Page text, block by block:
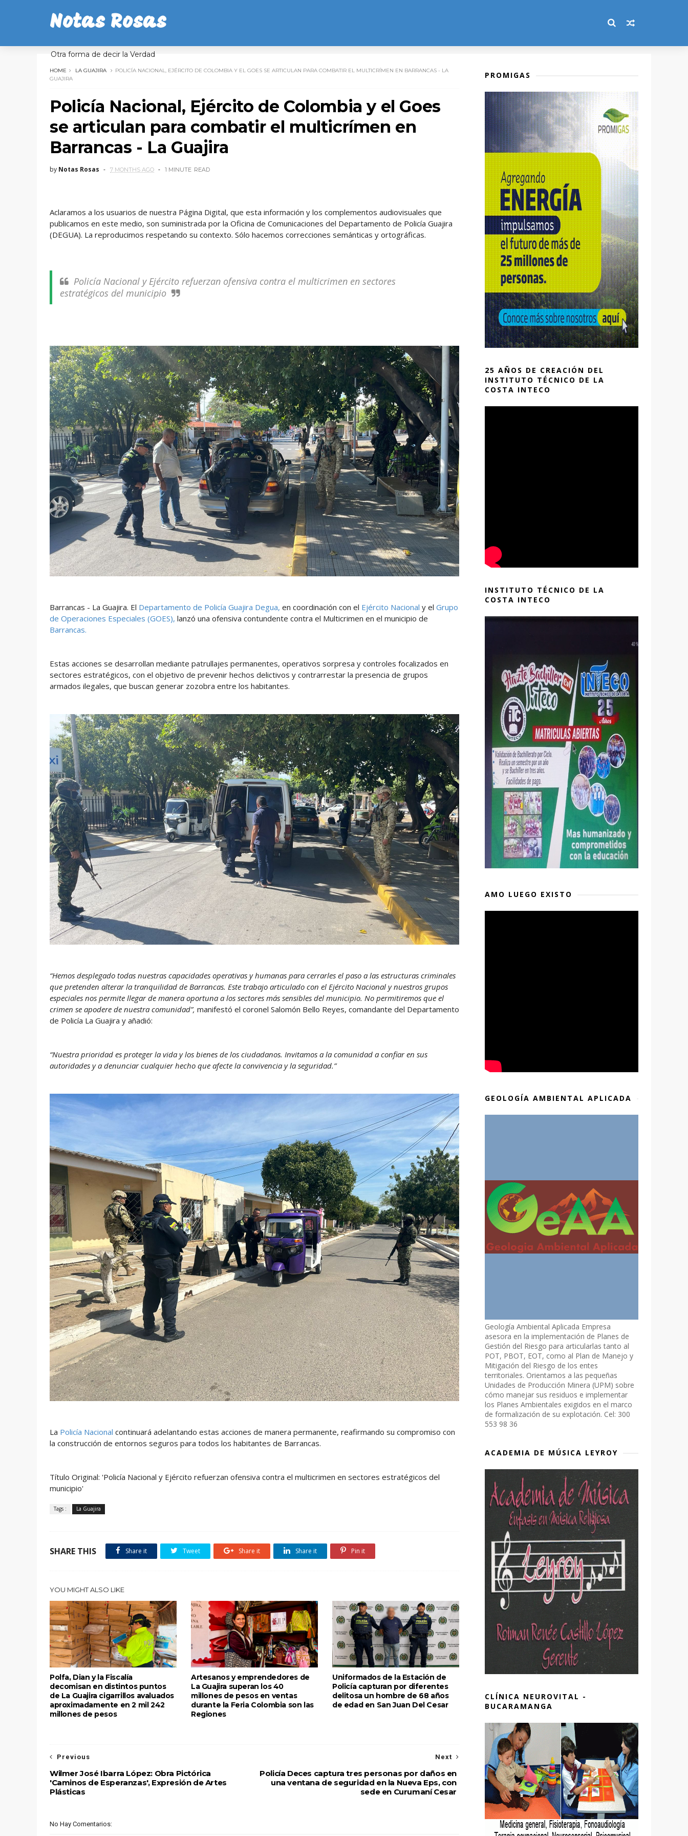
Notas Rosas
Otra forma de decir la Verdad
HOME LA GUAJIRA
POLICÍA NACIONAL, EJÉRCITO DE COLOMBIA Y EL GOES SE ARTICULAN PARA COMBATIR EL MULTICRÍMEN EN BARRANCAS - LA
GUAJIRA
Policía Nacional, Ejército de Colombia y el Goes
se articulan para combatir el multicrímen en
Barrancas - La Guajira
by Notas Rosas 7 MONTHS AGO 1 MINUTE READ
Aclaramos a los usuarios de nuestra Página Digital, que esta información y los complementos audiovisuales que
publicamos en este medio, son suministrada por la Oficina de Comunicaciones del Departamento de Policía Guajira
(DEGUA). La reproducimos respetando su contexto. Sólo hacemos correcciones semánticas y ortográficas.
Policía Nacional y Ejército refuerzan ofensiva contra el multicrimen en sectores
estratégicos del municipio
Barrancas - La Guajira. El Departamento de Policía Guajira Degua, en coordinación con el Ejército Nacional y el Grupo
de Operaciones Especiales (GOES), lanzó una ofensiva contundente contra el Multicrimen en el municipio de
Barrancas.
Estas acciones se desarrollan mediante patrullajes permanentes, operativos sorpresa y controles focalizados en
sectores estratégicos, con el objetivo de prevenir hechos delictivos y contrarrestar la presencia de grupos
armados ilegales, que buscan generar zozobra entre los habitantes.
“Hemos desplegado todas nuestras capacidades operativas y humanas para cerrarles el paso a las estructuras criminales
que pretenden alterar la tranquilidad de Barrancas. Este trabajo articulado con el Ejército Nacional y nuestros grupos
especiales nos permite llegar de manera oportuna a los sectores más sensibles del municipio. No permitiremos que el
crimen se apodere de nuestra comunidad”, manifestó el coronel Salomón Bello Reyes, comandante del Departamento
de Policía La Guajira y añadió:
“Nuestra prioridad es proteger la vida y los bienes de los ciudadanos. Invitamos a la comunidad a confiar en sus
autoridades y a denunciar cualquier hecho que afecte la convivencia y la seguridad.”
La Policía Nacional continuará adelantando estas acciones de manera permanente, reafirmando su compromiso con
la construcción de entornos seguros para todos los habitantes de Barrancas.
Título Original: 'Policía Nacional y Ejército refuerzan ofensiva contra el multicrimen en sectores estratégicos del
municipio'
Tags : La Guajira
SHARE THIS Share it Tweet Share it Share it Pin it
YOU MIGHT ALSO LIKE
Polfa, Dian y la Fiscalía
decomisan en distintos puntos
de La Guajira cigarrillos avaluados
aproximadamente en 2 mil 242
millones de pesos
Artesanos y emprendedores de
La Guajira superan los 40
millones de pesos en ventas
durante la Feria Colombia son las
Regiones
Uniformados de la Estación de
Policía capturan por diferentes
delitosa un hombre de 68 años
de edad en San Juan Del Cesar
Next
Policía Deces captura tres personas por daños en
una ventana de seguridad en la Nueva Eps, con
sede en Curumaní Cesar
Previous
Wilmer José Ibarra López: Obra Pictórica
'Caminos de Esperanzas', Expresión de Artes
Plásticas
No Hay Comentarios:
PROMIGAS
25 AÑOS DE CREACIÓN DEL
INSTITUTO TÉCNICO DE LA
COSTA INTECO
INSTITUTO TÉCNICO DE LA
COSTA INTECO
AMO LUEGO EXISTO
GEOLOGÍA AMBIENTAL APLICADA
Geología Ambiental Aplicada Empresa
asesora en la implementación de Planes de
Gestión del Riesgo para articularlas tanto al
POT, PBOT, EOT, como al Plan de Manejo y
Mitigación del Riesgo de los entes
territoriales. Orientamos a las pequeñas
Unidades de Producción Minera (UPM) sobre
cómo manejar sus residuos e implementar
los Planes Ambientales exigidos en el marco
de formalización de su explotación. Cel: 300
553 98 36
ACADEMIA DE MÚSICA LEYROY
CLÍNICA NEUROVITAL -
BUCARAMANGA